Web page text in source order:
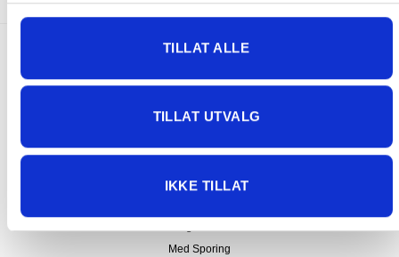
TILLAT ALLE
TILLAT UTVALG
IKKE TILLAT
handlekurven/checkout. Prisen avhenger av vekt eller volumvekt
Kjølevarer sendes heller ikke.
Med Sporing